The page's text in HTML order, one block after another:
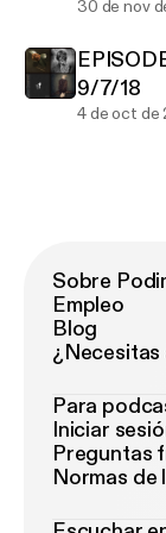
30 de nov
9/7/18
4 de oct de
Sobre
Empleo
Blog
¿Necesitas
Para
Iniciar
Preguntas
Normas de